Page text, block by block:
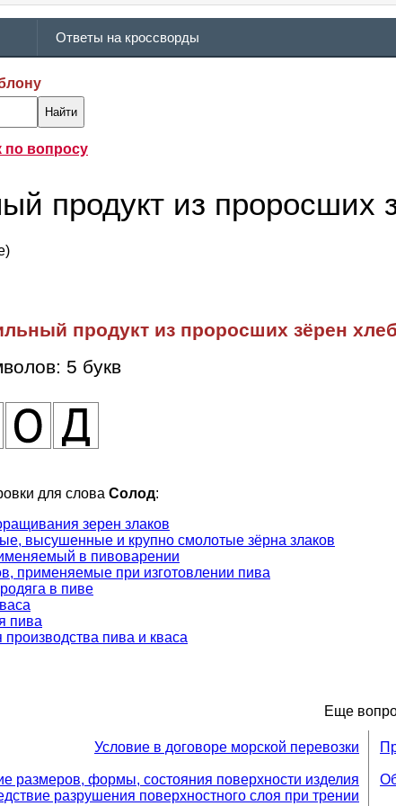
Ответы на кроссворды
по вопросу
продукт из проросших
продукт из проросших зёрен
5 букв
для слова Солод:
зерен злаков
высушенные и крупно смолотые зёрна злаков
в пивоварении
применяемые при изготовлении пива
в пиве
пива
производства пива и кваса
Еще
Условие в договоре морской перевозки
размеров, формы, состояния поверхности изделия
разрушения поверхностного слоя при трении